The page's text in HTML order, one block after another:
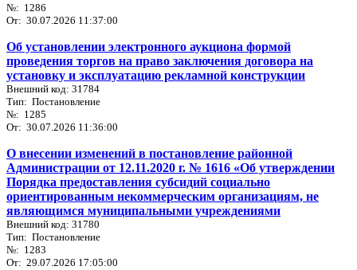
№: 1286
От: 30.07.2026 11:37:00
Об установлении электронного аукциона формой
проведения торгов на право заключения договора на
установку и эксплуатацию рекламной конструкции
Внешний код: 31784
Тип: Постановление
№: 1285
От: 30.07.2026 11:36:00
О внесении изменений в постановление районной
Администрации от 12.11.2020 г. № 1616 «Об утверждении
Порядка предоставления субсидий социально
ориентированным некоммерческим организациям, не
являющимся муниципальными учреждениями
Внешний код: 31780
Тип: Постановление
№: 1283
От: 29.07.2026 17:05:00